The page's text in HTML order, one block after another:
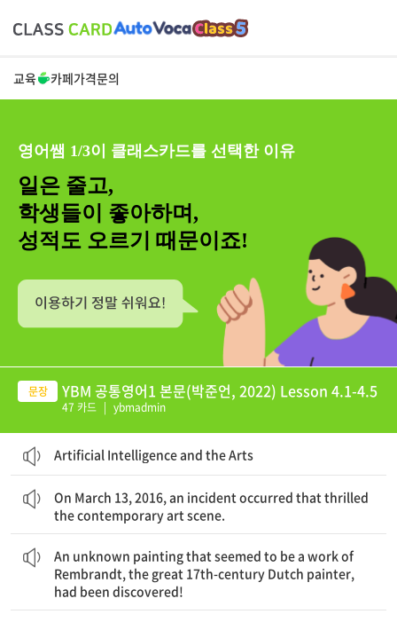
교육 카페가격문의
영어쌤 1/3이 클래스카드를 선택한 이유
일은 줄고,
학생들이 좋아하며,
성적도 오르기 때문이죠!
YBM 공통영어1 본문(박준언, 2022) Lesson 4.1-4.5
47 카드 | ybmadmin
Artificial Intelligence and the Arts
On March 13, 2016, an incident occurred that thrilled
the contemporary art scene.
An unknown painting that seemed to be a work of
Rembrandt, the great 17th-century Dutch painter,
had been discovered!